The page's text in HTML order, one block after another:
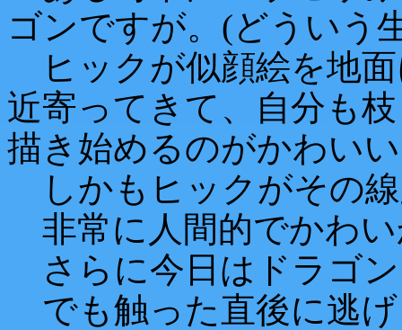
ゴンですが。(どういう
ヒックが似顔絵を地
近寄ってきて、自分も
描き始めるのがかわい
しかもヒックがその
非常に人間的でかわ
さらに今日はドラゴ
でも触った直後に逃